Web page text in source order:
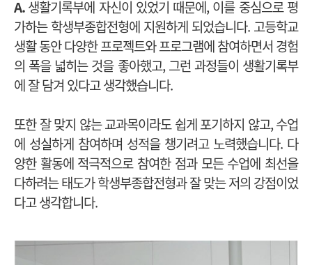
A. 생활기록부에 자신이 있었기 때문에, 이를 중심으로 평
가하는 학생부종합전형에 지원하게 되었습니다. 고등학교
생활 동안 다양한 프로젝트와 프로그램에 참여하면서 경험
의 폭을 넓히는 것을 좋아했고, 그런 과정들이 생활기록부
에 잘 담겨 있다고 생각했습니다.
또한 잘 맞지 않는 교과목이라도 쉽게 포기하지 않고, 수업
에 성실하게 참여하며 성적을 챙기려고 노력했습니다. 다
양한 활동에 적극적으로 참여한 점과 모든 수업에 최선을
다하려는 태도가 학생부종합전형과 잘 맞는 저의 강점이었
다고 생각합니다.